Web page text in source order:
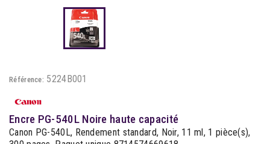
Référence: 5224B001
Encre PG-540L Noire haute capacité
Canon PG-540L, Rendement standard, Noir, 11 ml, 1 pièce(s),